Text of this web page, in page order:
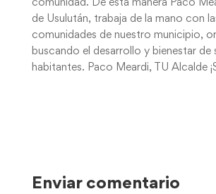
comunidad. De esta manera Paco
de Usulután, trabaja de la mano con
comunidades de nuestro municipio,
buscando el desarrollo y bienestar de
habitantes. Paco Meardi, TU Alcalde
Enviar comentario